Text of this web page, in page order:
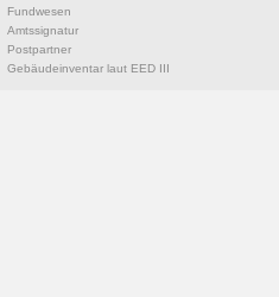
Fundwesen
Amtssignatur
Postpartner
Gebäudeinventar laut EED III